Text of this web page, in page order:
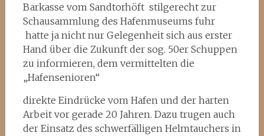
Barkasse vom Sandtorhöft stilgerecht zur
Schausammlung des Hafenmuseums fuhr
hatte ja nicht nur Gelegenheit sich aus erster
Hand über die Zukunft der sog. 50er Schuppen
zu informieren, dem vermittelten die
„Hafensenioren“
direkte Eindrücke vom Hafen und der harten
Arbeit vor gerade 20 Jahren. Dazu trugen auch
der Einsatz des schwerfälligen Helmtauchers in